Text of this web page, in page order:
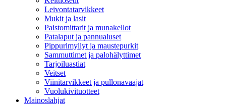
Leivontatarvikkeet
Mukit ja lasit
Paistomittarit ja munakellot
Patalaput ja pannualuset
Pippurimyllyt ja maustepurkit
Sammuttimet ja palohälyttimet
Tarjoiluastiat
Veitset
Viinitarvikkeet ja pullonavaajat
Vuolukivituotteet
Mainoslahjat